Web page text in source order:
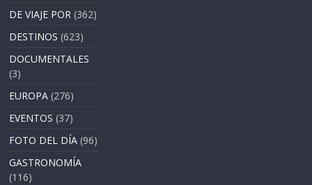
DE VIAJE POR (362)
DESTINOS (623)
DOCUMENTALES
(3)
EUROPA (276)
EVENTOS (37)
FOTO DEL DÍA (96)
GASTRONOMÍA
(116)